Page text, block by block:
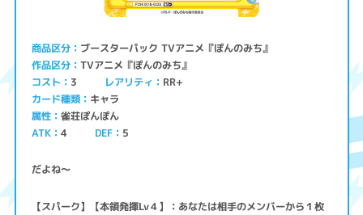
商品区分 ブースターパック TVアニメ『ぽんのみち』
作品区分 TVアニメ『ぽんのみち』
コスト 3 レアリティ RR+
カード種類 キャラ
属性 雀荘ぽんぽん
ATK 4 DEF 5
だよね～
【スパーク】【本領発揮Lv４】：あなたは相手のメンバーから１枚